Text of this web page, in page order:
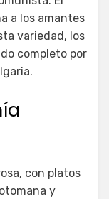
a los amantes
variedad, los
completo por
con platos
y